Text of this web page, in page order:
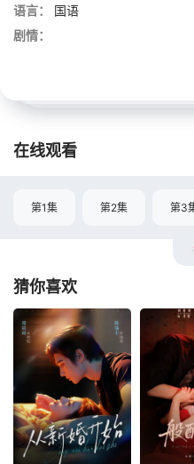
语言：
国语
剧情：
在线观看
第1集 第2集 第3
猜你喜欢